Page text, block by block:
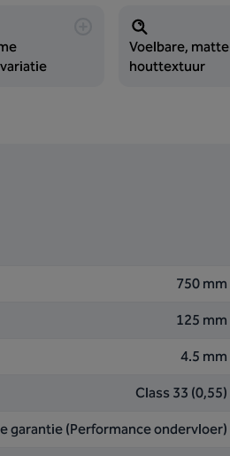
Voelbare, matte
houttextuur
750 mm
125 mm
4.5 mm
Class 33 (0,55)
garantie (Performance ondervloer)